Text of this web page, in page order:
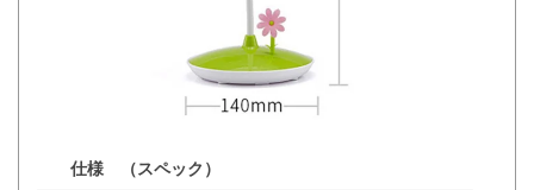
仕様 （スペック）